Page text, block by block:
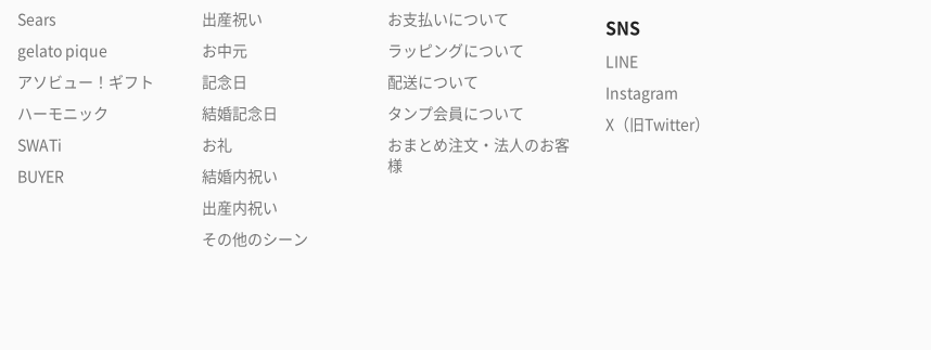
Sears
gelato pique
アソビュー！ギフト
ハーモニック
SWATi
BUYER
出産祝い
お中元
記念日
結婚記念日
お礼
結婚内祝い
出産内祝い
その他のシーン
お支払いについて
ラッピングについて
配送について
タンプ会員について
おまとめ注文・法人のお客
様
SNS
LINE
Instagram
X（旧Twitter）